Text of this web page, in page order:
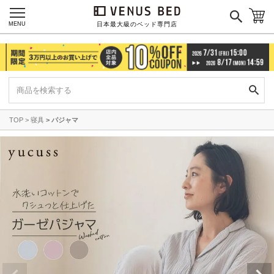
日本最大級のベッド専門店
MENU
TOP 寝具 パジャマ